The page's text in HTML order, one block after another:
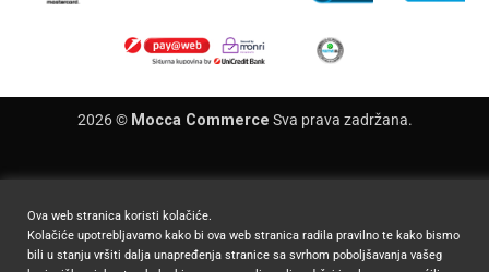
2026 © Mocca Commerce Sva prava zadržana.
Ova web stranica koristi kolačiće.
Kolačiće upotrebljavamo kako bi ova web stranica radila pravilno te kako bismo
bili u stanju vršiti dalja unapređenja stranice sa svrhom poboljšavanja vašeg